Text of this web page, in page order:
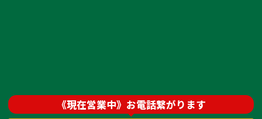
《現在営業中》お電話繋がります